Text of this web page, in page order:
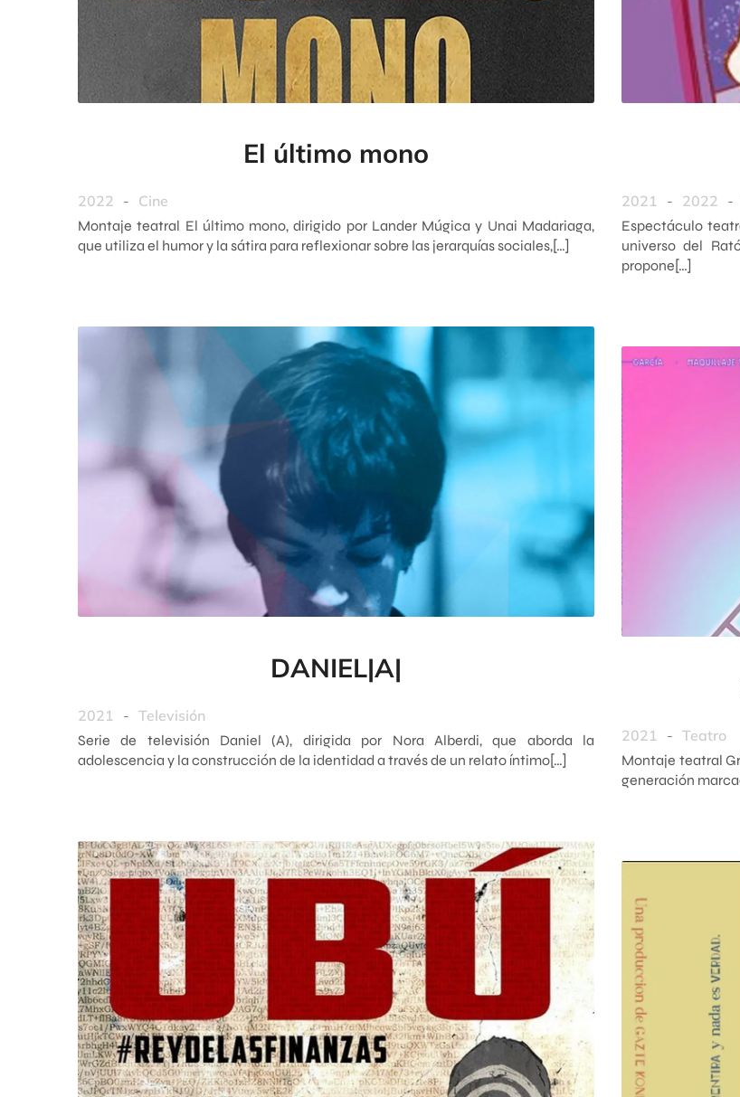
El último mono
2022 - Cine
Montaje teatral El último mono, dirigido por Lander Múgica y Unai Madariaga,
que utiliza el humor y la sátira para reflexionar sobre las jerarquías sociales,[…]
2021 - 2022 -
Espectáculo
universo del
propone[…]
DANIEL|A|
2021 - Televisión
Serie de televisión Daniel (A), dirigida por Nora Alberdi, que aborda la
adolescencia y la construcción de la identidad a través de un relato íntimo[…]
2021 - Teatro
Montaje teatral
generación